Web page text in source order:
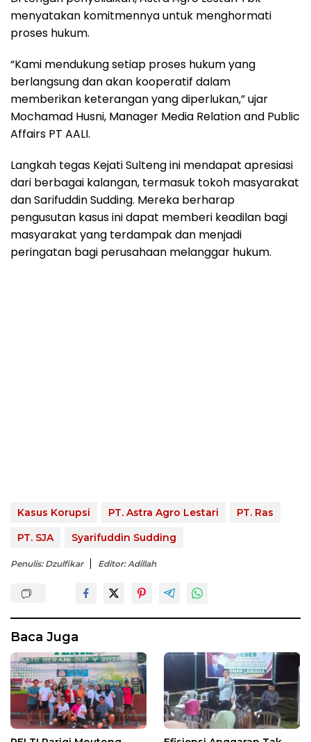
menyatakan komitmennya untuk menghormati
proses hukum.
“Kami mendukung setiap proses hukum yang
berlangsung dan akan kooperatif dalam
memberikan keterangan yang diperlukan,” ujar
Mochamad Husni, Manager Media Relation and Public
Affairs PT AALI.
Langkah tegas Kejati Sulteng ini mendapat apresiasi
dari berbagai kalangan, termasuk tokoh masyarakat
dan Sarifuddin Sudding. Mereka berharap
pengusutan kasus ini dapat memberi keadilan bagi
masyarakat yang terdampak dan menjadi
peringatan bagi perusahaan melanggar hukum.
Kasus Korupsi PT. Astra Agro Lestari
PT. Ras
PT. SJA
Syarifuddin Sudding
Penulis: Dzulfikar Editor: Adillah
Baca Juga